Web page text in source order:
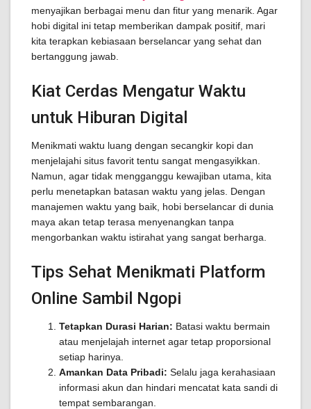
menyajikan berbagai menu dan fitur yang menarik. Agar
hobi digital ini tetap memberikan dampak positif, mari
kita terapkan kebiasaan berselancar yang sehat dan
bertanggung jawab.
Kiat Cerdas Mengatur Waktu
untuk Hiburan Digital
Menikmati waktu luang dengan secangkir kopi dan
menjelajahi situs favorit tentu sangat mengasyikkan.
Namun, agar tidak mengganggu kewajiban utama, kita
perlu menetapkan batasan waktu yang jelas. Dengan
manajemen waktu yang baik, hobi berselancar di dunia
maya akan tetap terasa menyenangkan tanpa
mengorbankan waktu istirahat yang sangat berharga.
Tips Sehat Menikmati Platform
Online Sambil Ngopi
Tetapkan Durasi Harian: Batasi waktu bermain
atau menjelajah internet agar tetap proporsional
setiap harinya.
Amankan Data Pribadi: Selalu jaga kerahasiaan
informasi akun dan hindari mencatat kata sandi di
tempat sembarangan.